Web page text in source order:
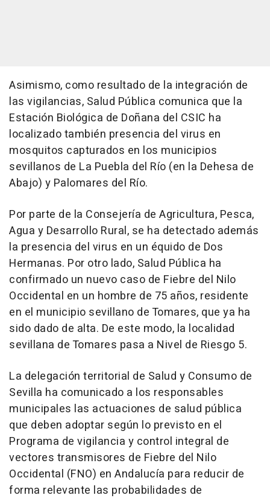
Asimismo, como resultado de la integración de
las vigilancias, Salud Pública comunica que la
Estación Biológica de Doñana del CSIC ha
localizado también presencia del virus en
mosquitos capturados en los municipios
sevillanos de La Puebla del Río (en la Dehesa de
Abajo) y Palomares del Río.
Por parte de la Consejería de Agricultura, Pesca,
Agua y Desarrollo Rural, se ha detectado además
la presencia del virus en un équido de Dos
Hermanas. Por otro lado, Salud Pública ha
confirmado un nuevo caso de Fiebre del Nilo
Occidental en un hombre de 75 años, residente
en el municipio sevillano de Tomares, que ya ha
sido dado de alta. De este modo, la localidad
sevillana de Tomares pasa a Nivel de Riesgo 5.
La delegación territorial de Salud y Consumo de
Sevilla ha comunicado a los responsables
municipales las actuaciones de salud pública
que deben adoptar según lo previsto en el
Programa de vigilancia y control integral de
vectores transmisores de Fiebre del Nilo
Occidental (FNO) en Andalucía para reducir de
forma relevante las probabilidades de